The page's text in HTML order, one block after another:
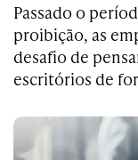
Passado o
proibição, as
desafio de
escritórios de